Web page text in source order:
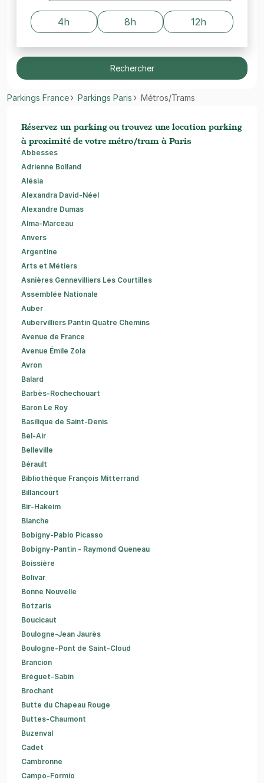
4h 8h 12h
Rechercher
Parkings France Parkings Paris Métros/Trams
Réservez un parking ou trouvez une location parking
à proximité de votre métro/tram à Paris
Abbesses
Adrienne Bolland
Alésia
Alexandra David-Néel
Alexandre Dumas
Alma-Marceau
Anvers
Argentine
Arts et Métiers
Asnières Gennevilliers Les Courtilles
Assemblée Nationale
Auber
Aubervilliers Pantin Quatre Chemins
Avenue de France
Avenue Émile Zola
Avron
Balard
Barbès-Rochechouart
Baron Le Roy
Basilique de Saint-Denis
Bel-Air
Belleville
Bérault
Bibliothèque François Mitterrand
Billancourt
Bir-Hakeim
Blanche
Bobigny-Pablo Picasso
Bobigny-Pantin - Raymond Queneau
Boissière
Bolivar
Bonne Nouvelle
Botzaris
Boucicaut
Boulogne-Jean Jaurès
Boulogne-Pont de Saint-Cloud
Brancion
Bréguet-Sabin
Brochant
Butte du Chapeau Rouge
Buttes-Chaumont
Buzenval
Cadet
Cambronne
Campo-Formio